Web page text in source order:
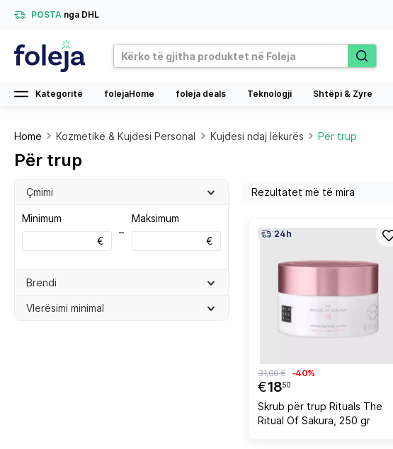
POSTA nga DHL
Kategoritë folejaHome foleja deals Teknologji Shtëpi & Zyre
Home Kozmetikë & Kujdesi Personal Kujdesi ndaj lëkurës Për trup
Për trup
Brendi
Çmimi
Minimum
€
–
Maksimum
€
Vlerësimi minimal
24h
€1850
31,00 € -40%
Skrub për trup Rituals The
Ritual Of Sakura, 250 gr